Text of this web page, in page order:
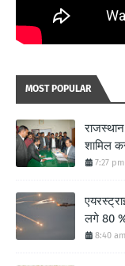
MOST POPULAR
शामिल
7:27 pm
लगे 80
8:40 am